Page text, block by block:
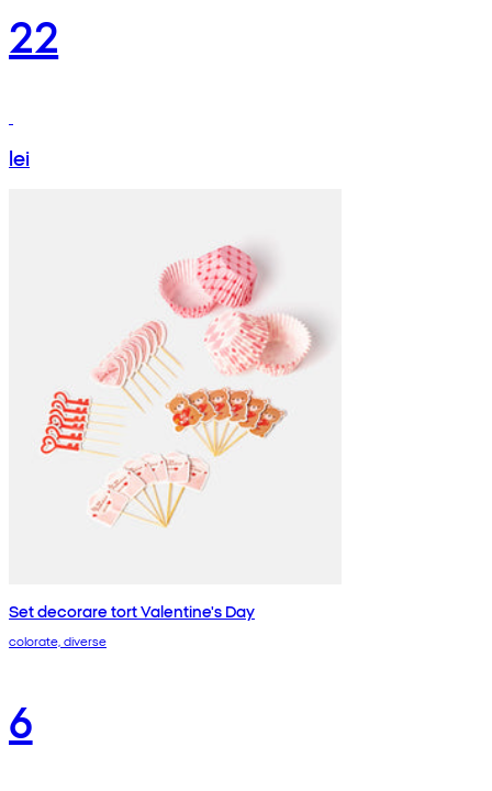
22
lei
Set decorare tort Valentine's Day
colorate, diverse
6